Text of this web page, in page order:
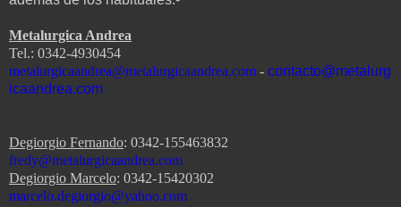
Metalurgica Andrea
Tel.: 0342-4930454
metalurgicaandrea@metalurgicaandrea.com - contacto@metalurg
icaandrea.com
Degiorgio Fernando: 0342-155463832
fredy@metalurgicaandrea.com
Degiorgio Marcelo: 0342-15420302
marcelo.degiorgio@yahoo.com